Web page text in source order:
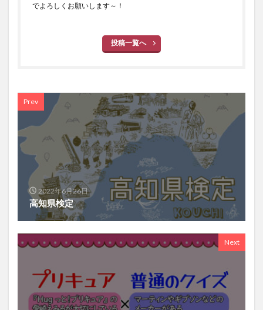
でよろしくお願いします～！
投稿一覧へ
Prev
2022年6月26日
高知県検定
Next